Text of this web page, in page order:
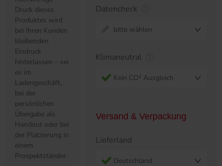
Druck dieses
Produktes wird
bei Ihren Kunden
bleibenden
Eindruck
hinterlassen – sei
es im
Ladengeschäft,
bei der
persönlichen
Übergabe als
Handout oder bei
der Platzierung in
einem
Prospektständer.
Datencheck
bitte wählen
Klimaneutral
Kein CO² Ausgleich
Versand & Verpackung
Lieferland
Deutschland